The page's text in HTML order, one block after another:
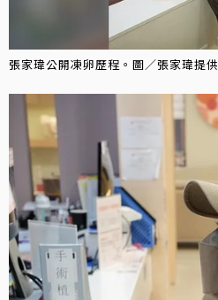
張家瑋公開凍卵歷程。圖／張家瑋提供